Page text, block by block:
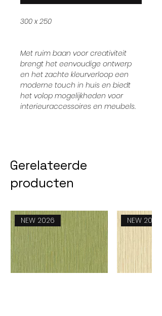
300 x 250
Met ruim baan voor creativiteit
brengt het eenvoudige ontwerp
en het zachte kleurverloop een
moderne touch in huis en biedt
het volop mogelijkheden voor
interieuraccessoires en meubels.
Gerelateerde
producten
NEW 2026 NEW 2026